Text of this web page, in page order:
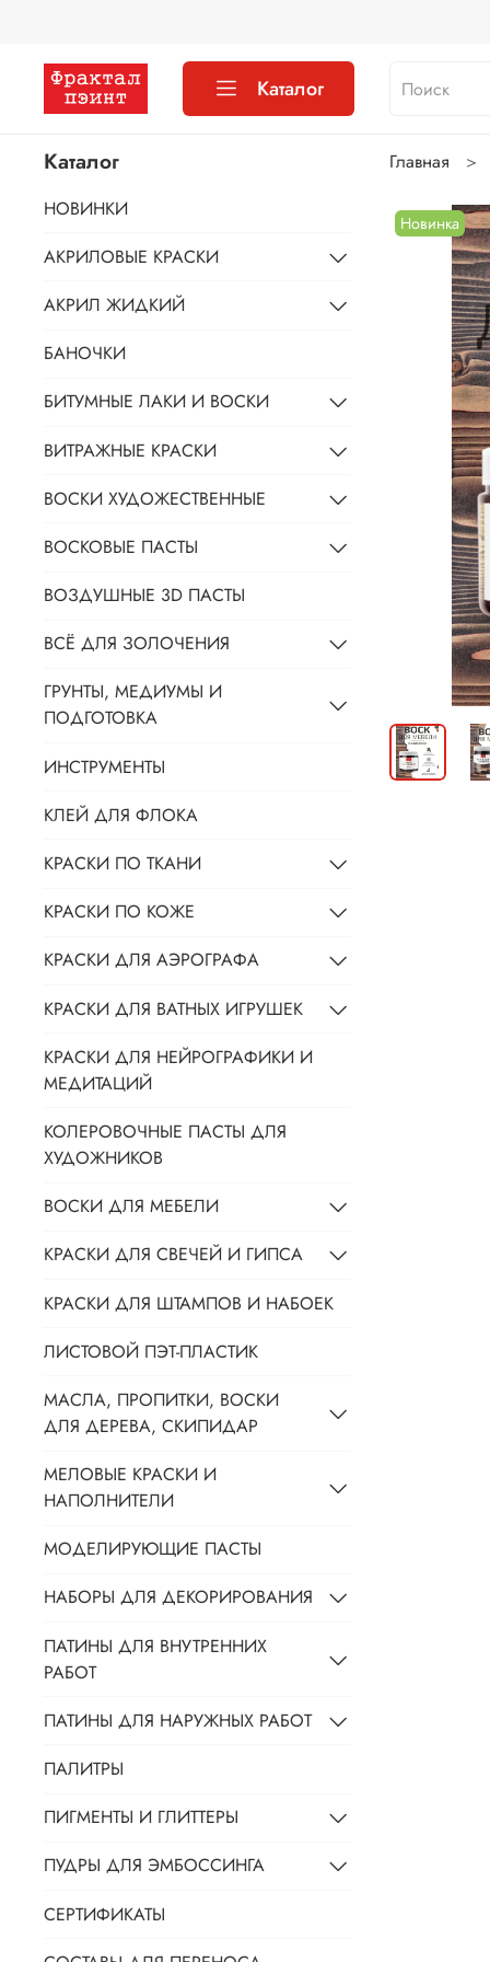
Каталог
Главная
Новинка
Каталог
НОВИНКИ
АКРИЛОВЫЕ КРАСКИ
АКРИЛ ЖИДКИЙ
БАНОЧКИ
БИТУМНЫЕ ЛАКИ И ВОСКИ
ВИТРАЖНЫЕ КРАСКИ
ВОСКИ ХУДОЖЕСТВЕННЫЕ
ВОСКОВЫЕ ПАСТЫ
ВОЗДУШНЫЕ 3D ПАСТЫ
ВСЁ ДЛЯ ЗОЛОЧЕНИЯ
ГРУНТЫ, МЕДИУМЫ И
ПОДГОТОВКА
ИНСТРУМЕНТЫ
КЛЕЙ ДЛЯ ФЛОКА
КРАСКИ ПО ТКАНИ
КРАСКИ ПО КОЖЕ
КРАСКИ ДЛЯ АЭРОГРАФА
КРАСКИ ДЛЯ ВАТНЫХ ИГРУШЕК
КРАСКИ ДЛЯ НЕЙРОГРАФИКИ И
МЕДИТАЦИЙ
КОЛЕРОВОЧНЫЕ ПАСТЫ ДЛЯ
ХУДОЖНИКОВ
ВОСКИ ДЛЯ МЕБЕЛИ
КРАСКИ ДЛЯ СВЕЧЕЙ И ГИПСА
КРАСКИ ДЛЯ ШТАМПОВ И НАБОЕК
ЛИСТОВОЙ ПЭТ-ПЛАСТИК
МАСЛА, ПРОПИТКИ, ВОСКИ
ДЛЯ ДЕРЕВА, СКИПИДАР
МЕЛОВЫЕ КРАСКИ И
НАПОЛНИТЕЛИ
МОДЕЛИРУЮЩИЕ ПАСТЫ
НАБОРЫ ДЛЯ ДЕКОРИРОВАНИЯ
ПАТИНЫ ДЛЯ ВНУТРЕННИХ
РАБОТ
ПАТИНЫ ДЛЯ НАРУЖНЫХ РАБОТ
ПАЛИТРЫ
ПИГМЕНТЫ И ГЛИТТЕРЫ
ПУДРЫ ДЛЯ ЭМБОССИНГА
СЕРТИФИКАТЫ